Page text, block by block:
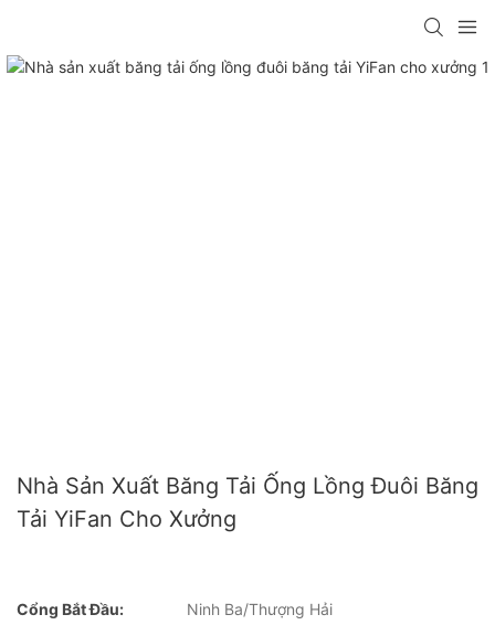
Nhà Sản Xuất Băng Tải Ống Lồng Đuôi Băng
Tải YiFan Cho Xưởng
Cổng Bắt Đầu:
Ninh Ba/Thượng Hải